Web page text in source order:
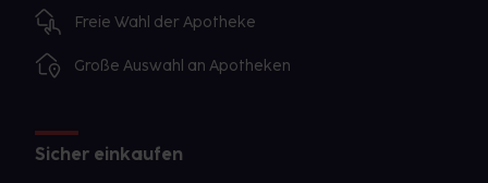
Freie Wahl der Apotheke
Große Auswahl an Apotheken
Sicher einkaufen